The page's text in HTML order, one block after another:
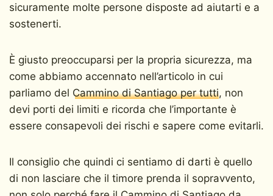
sicuramente molte persone disposte ad aiutarti e a
sostenerti.
È giusto preoccuparsi per la propria sicurezza, ma
come abbiamo accennato nell’articolo in cui
parliamo del Cammino di Santiago per tutti, non
devi porti dei limiti e ricorda che l’importante è
essere consapevoli dei rischi e sapere come evitarli.
Il consiglio che quindi ci sentiamo di darti è quello
di non lasciare che il timore prenda il sopravvento,